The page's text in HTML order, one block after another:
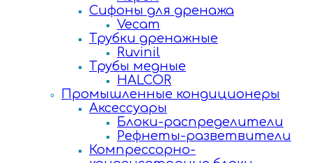
Сифоны для дренажа
Vecam
Трубки дренажные
Ruvinil
Трубы медные
HALCOR
Промышленные кондиционеры
Аксессуары
Блоки-распределители
Рефнеты-разветвители
Компрессорно-